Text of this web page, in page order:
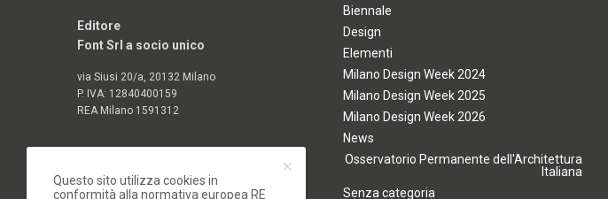
Editore
Font Srl a socio unico
via Siusi 20/a, 20132 Milano
P. IVA: 12840400159
REA Milano 1591312
Biennale
Design
Elementi
Milano Design Week 2024
Milano Design Week 2025
Milano Design Week 2026
News
Osservatorio Permanente dell'Architettura
Italiana
Senza categoria
Questo sito utilizza cookies in
conformità alla normativa europea RE